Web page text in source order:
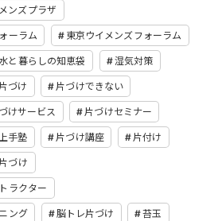
ンズプラザ
ーラム 東京ウイメンズフォーラム
と暮らしの知恵袋 湿気対策
づけ 片づけできない
けサービス 片づけセミナー
手塾 片づけ講座 片付け
づけ
ラクター
ング 脳トレ片づけ 苔玉